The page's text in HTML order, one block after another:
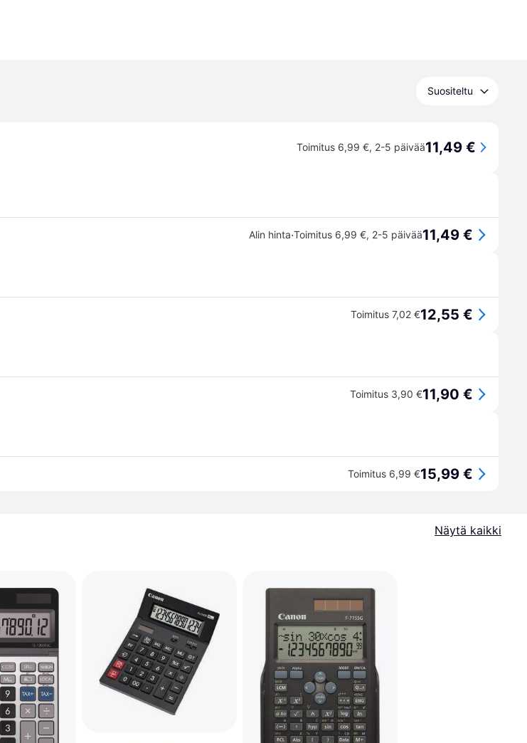
Suositeltu
Toimitus 6,99 €, 2-5 päivää11,49 €
Alin hinta·Toimitus 6,99 €, 2-5 päivää11,49 €
Toimitus 7,02 €12,55 €
Toimitus 3,90 €11,90 €
Toimitus 6,99 €15,99 €
Näytä kaikki